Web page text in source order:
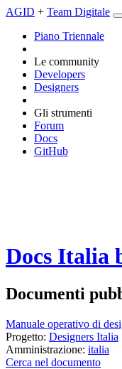
AGID + Team Digitale
Piano Triennale
Le community
Developers
Designers
Gli strumenti
Forum
Docs
GitHub
Docs Italia
Documenti
Manuale operativo di
Progetto: Designers Italia
Amministrazione: italia
Cerca nel documento